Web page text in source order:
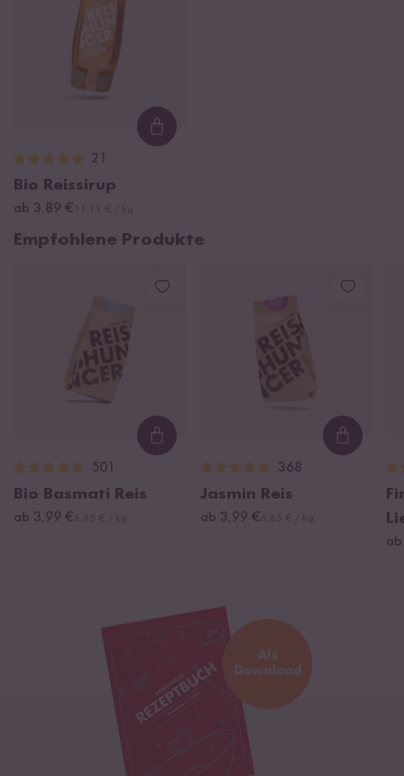
Loading...
21
Bio Reissirup
ab 3,89 €
Empfohlene Produkte
Loading...
501
Bio Basmati Reis
ab 3,99 €
368
Jasmin Reis
ab 3,99 €